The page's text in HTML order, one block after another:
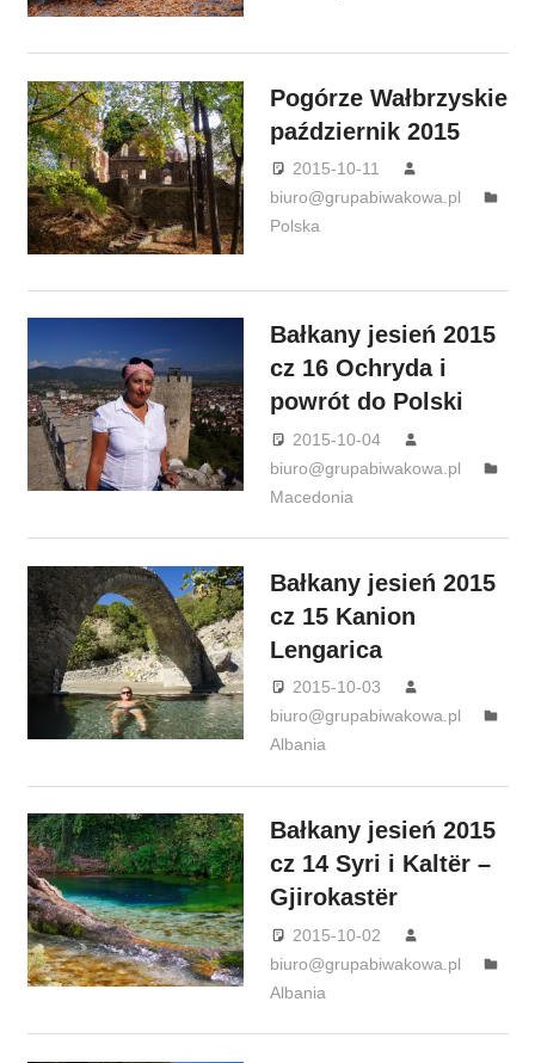
Pogórze Wałbrzyskie
październik 2015
2015-10-11
biuro@grupabiwakowa.pl
Polska
Bałkany jesień 2015
cz 16 Ochryda i
powrót do Polski
2015-10-04
biuro@grupabiwakowa.pl
Macedonia
Bałkany jesień 2015
cz 15 Kanion
Lengarica
2015-10-03
biuro@grupabiwakowa.pl
Albania
Bałkany jesień 2015
cz 14 Syri i Kaltër –
Gjirokastër
2015-10-02
biuro@grupabiwakowa.pl
Albania